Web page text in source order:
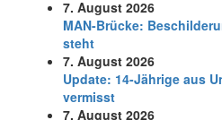
7. August 2026
MAN-Brücke:
steht
7. August 2026
Update: 14-Jährige aus
vermisst
7. August 2026